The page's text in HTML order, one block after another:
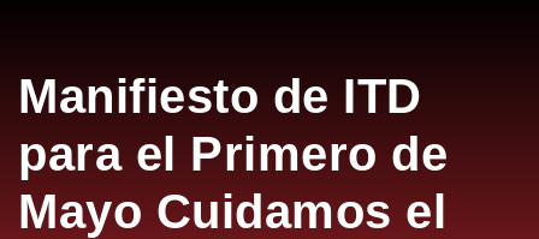
Manifiesto de ITD
para el Primero de
Mayo Cuidamos el